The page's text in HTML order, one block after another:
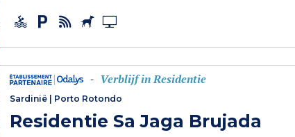
- Verblijf in Residentie
Sardinië Porto Rotondo
Residentie Sa Jaga Brujada